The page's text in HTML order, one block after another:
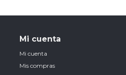
Mi cuenta
Mi cuenta
Mis compras